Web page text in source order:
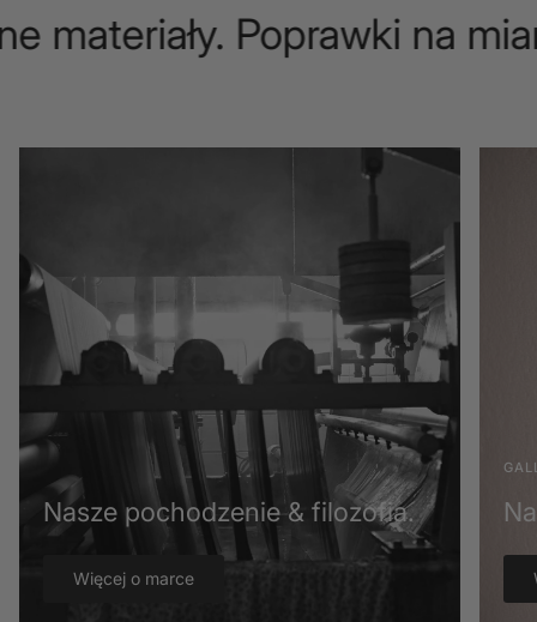
materiały. Poprawki na
Nasze pochodzenie & filozofia.
Więcej o marce